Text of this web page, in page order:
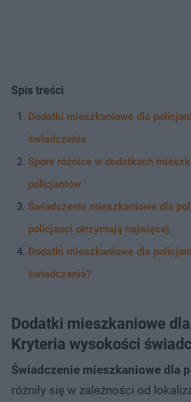
Spis treści
Dodatki mieszkaniowe dla
świadczenia
Spore różnice w dodatkach
policjantów
Świadczenie mieszkaniowe dla
policjanci otrzymają najwięcej
Dodatki mieszkaniowe dla
świadczenia?
Dodatki mieszkaniowe
Kryteria wysokości
Świadczenie mieszkaniowe dla
różniły się w zależności od